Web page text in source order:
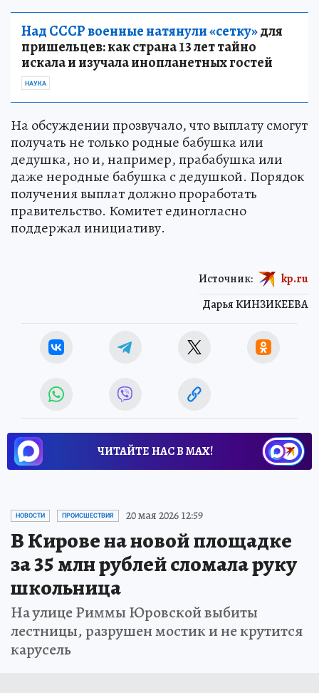
Над СССР военные натянули «сетку»для
пришельцев: как страна 13 лет тайно
искала и изучала инопланетных гостей
НАУКА
На обсуждении прозвучало, что выплату смогут
получать не только родные бабушка или
дедушка, но и, например, прабабушка или
даже неродные бабушка с дедушкой. Порядок
получения выплат должно проработать
правительство. Комитет единогласно
поддержал инициативу.
Дарья КИНЗИКЕЕВА
Источник: kp.ru
ЧИТАЙТЕ НАС В МАХ!
НОВОСТИ ПРОИСШЕСТВИЯ 20 мая 2026 12:59
В Кирове на новой площадке
за 35 млн рублей сломала руку
школьница
На улице Риммы Юровской выбиты
лестницы, разрушен мостик и не крутится
карусель